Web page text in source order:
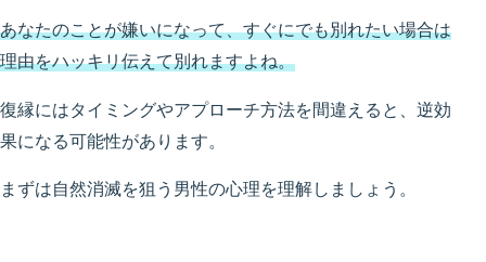
あなたのことが嫌いになって、すぐにでも別れたい場合は
理由をハッキリ伝えて別れますよね。
復縁にはタイミングやアプローチ方法を間違えると、逆効
果になる可能性があります。
まずは自然消滅を狙う男性の心理を理解しましょう。